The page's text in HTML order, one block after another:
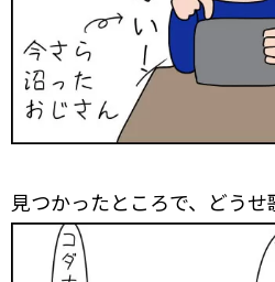
見つかったところで、どう